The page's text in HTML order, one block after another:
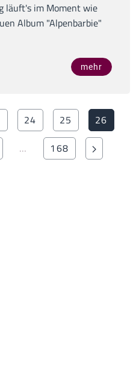
läuft's im Moment wie
Album "Alpenbarbie"
mehr
24 25
26
… 168